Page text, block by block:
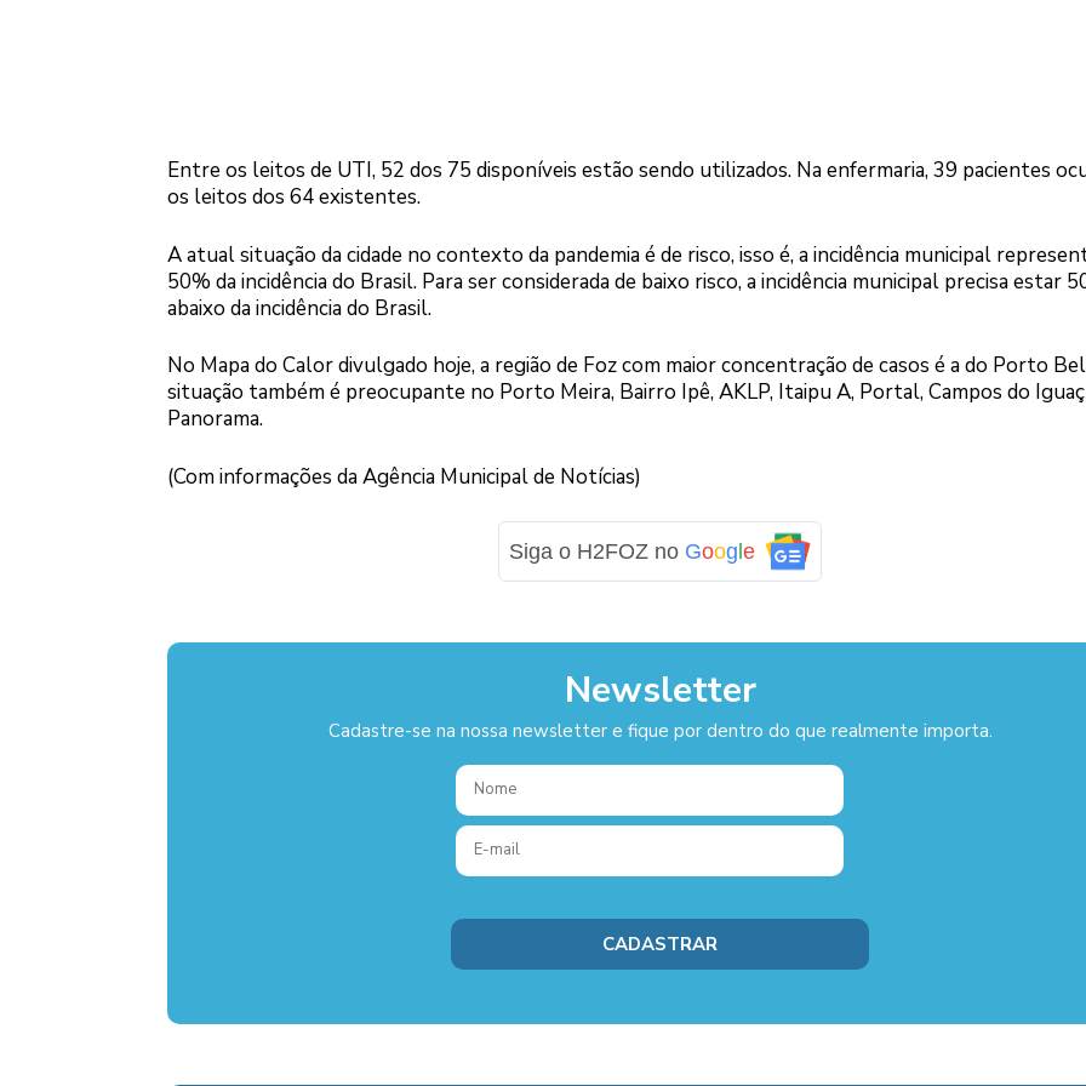
Entre os leitos de UTI, 52 dos 75 disponíveis estão sendo utilizados. Na enfermaria, 39 pacientes
os leitos dos 64 existentes.
A atual situação da cidade no contexto da pandemia é de risco, isso é, a incidência municipal
50% da incidência do Brasil. Para ser considerada de baixo risco, a incidência municipal precisa estar
abaixo da incidência do Brasil.
No Mapa do Calor divulgado hoje, a região de Foz com maior concentração de casos é a do Porto
situação também é preocupante no Porto Meira, Bairro Ipê, AKLP, Itaipu A, Portal, Campos do
Panorama.
(Com informações da Agência Municipal de Notícias)
Siga o H2FOZ no Goog le
Newsletter
Cadastre-se na nossa newsletter e fique por dentro do que realmente importa.